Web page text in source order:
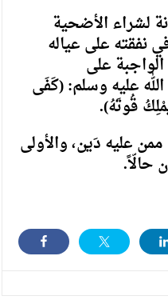
لشراء الأضحية
على عياله
على
عليه وسلم: (كَفَى
قُوتَهُ).
عليه دَين، والأولى
حالّاً.